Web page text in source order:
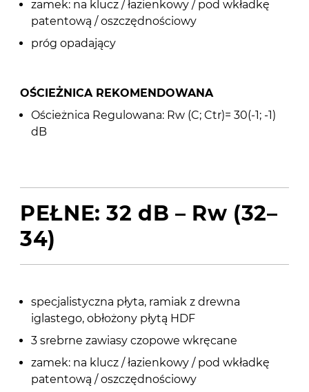
zamek: na klucz / łazienkowy / pod wkładkę
patentową / oszczędnościowy
próg opadający
OŚCIEŻNICA REKOMENDOWANA
Ościeżnica Regulowana: Rw (C; Ctr)= 30(-1; -1)
dB
PEŁNE: 32 dB – Rw (32–
34)
specjalistyczna płyta, ramiak z drewna
iglastego, obłożony płytą HDF
3 srebrne zawiasy czopowe wkręcane
zamek: na klucz / łazienkowy / pod wkładkę
patentową / oszczędnościowy